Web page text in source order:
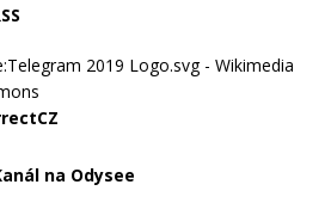
na Odysee